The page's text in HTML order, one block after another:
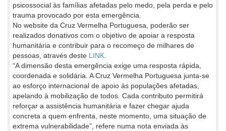
psicossocial às famílias afetadas pelo medo, pela perda e pelo
trauma provocado por esta emergência.
No website da Cruz Vermelha Portuguesa, poderão ser
realizados donativos com o objetivo de apoiar a resposta
humanitária e contribuir para o recomeço de milhares de
pessoas, através deste LINK
“A dimensão desta emergência exige uma resposta rápida,
coordenada e solidária. A Cruz Vermelha Portuguesa junta-se
ao esforço internacional de apoio às populações afetadas,
apelando à mobilização de todos. Cada contributo permitirá
reforçar a assistência humanitária e fazer chegar ajuda
concreta a quem enfrenta, neste momento, uma situação de
extrema vulnerabilidade”, refere numa nota enviada às